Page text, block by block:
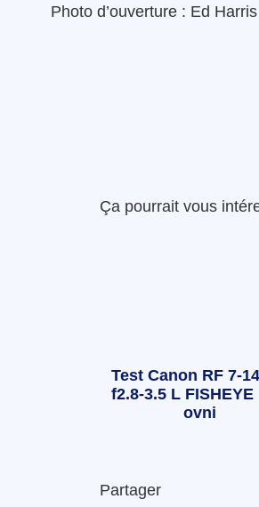
Photo d’ouverture : Ed Harris
Ça pourrait vous
Test Canon RF 7-
f2.8-3.5 L FISHEYE
ovni
Partager